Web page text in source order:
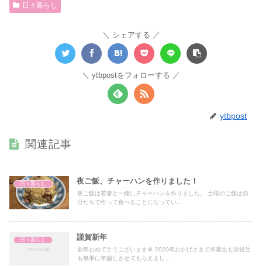
日々暮らし
シェアする
ytbpostをフォローする
ytbpost
関連記事
日々暮らし 夜ご飯、チャーハンを作りました！
夜ご飯は若者と一緒にチャーハンを作りました。 土曜のご飯は自
分たちで作って食べることになってい...
日々暮らし 謹賀新年
新年おめでとうございます🎍 2020年おかげさまで卒業生も現役生
も無事に年越しさせてもらえまし...